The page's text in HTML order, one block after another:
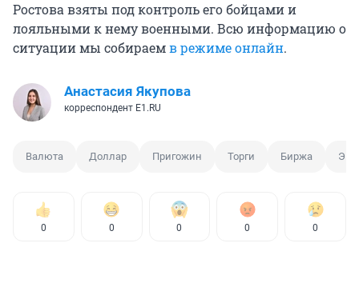
Ростова взяты под контроль его бойцами и
лояльными к нему военными. Всю информацию о
ситуации мы собираемв режиме онлайн.
Анастасия Якупова
корреспондент E1.RU
Валюта Доллар Пригожин Торги Биржа
0 0 0 0 0